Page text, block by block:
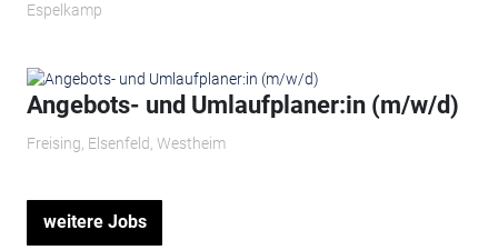
Espelkamp
Angebots- und Umlaufplaner:in (m/w/d)
Freising, Elsenfeld, Westheim
weitere Jobs